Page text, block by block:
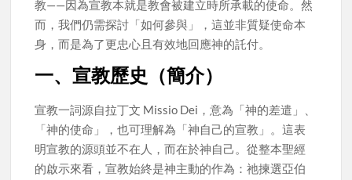
教——因為宣教本就是教會被建立時所承載的使命。然
而，我們仍需探討「如何參與」，這並非質疑使命本
身，而是為了更忠心且有效地回應神的託付。
一、宣教歷史（簡介）
宣教一詞源自拉丁文 Missio Dei，意為「神的差遣」、
「神的使命」，也可理解為「神自己的宣教」。這表
明宣教的源頭並不在人，而在於神自己。從整本聖經
的啟示來看，宣教始終是神主動的作為：祂揀選亞伯